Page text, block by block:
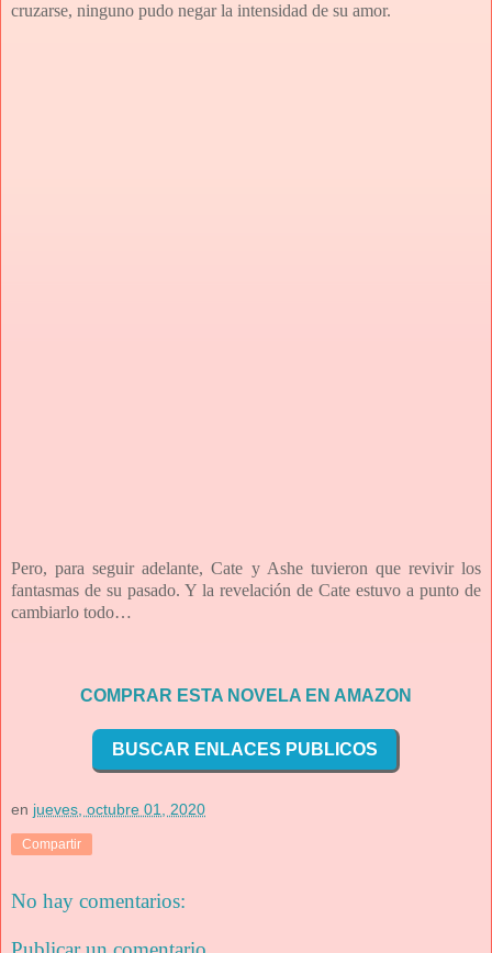
cruzarse, ninguno pudo negar la intensidad de su amor.
Pero, para seguir adelante, Cate y Ashe tuvieron que revivir los
fantasmas de su pasado. Y la revelación de Cate estuvo a punto de
cambiarlo todo…
COMPRAR ESTA NOVELA EN AMAZON
BUSCAR ENLACES PUBLICOS
en jueves, octubre 01, 2020
Compartir
No hay comentarios: